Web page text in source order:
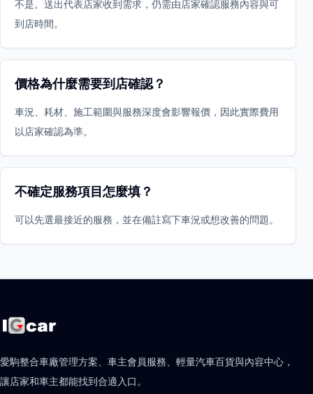
不是。送出代表店家收到需求，仍需由店家確認服務內容與可
到店時間。
價格為什麼需要到店確認？
車況、耗材、施工範圍與服務深度會影響報價，因此實際費用
以店家確認為準。
不確定服務項目怎麼填？
可以先選最接近的服務，並在備註寫下車況或想改善的問題。
愛駒整合車廠管理方案、車主會員服務、輕量汽車百貨與內容中心，
讓店家和車主都能找到合適入口。